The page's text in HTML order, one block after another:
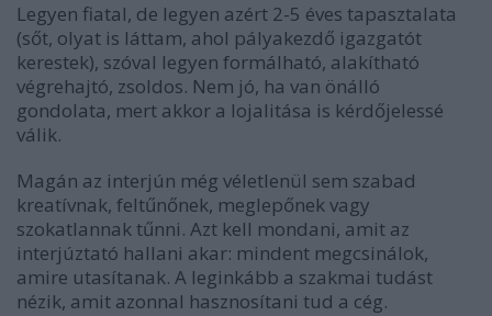
Legyen fiatal, de legyen azért 2-5 éves tapasztalata
(sőt, olyat is láttam, ahol pályakezdő igazgatót
kerestek), szóval legyen formálható, alakítható
végrehajtó, zsoldos. Nem jó, ha van önálló
gondolata, mert akkor a lojalitása is kérdőjelessé
válik.
Magán az interjún még véletlenül sem szabad
kreatívnak, feltűnőnek, meglepőnek vagy
szokatlannak tűnni. Azt kell mondani, amit az
interjúztató hallani akar: mindent megcsinálok,
amire utasítanak. A leginkább a szakmai tudást
nézik, amit azonnal hasznosítani tud a cég.